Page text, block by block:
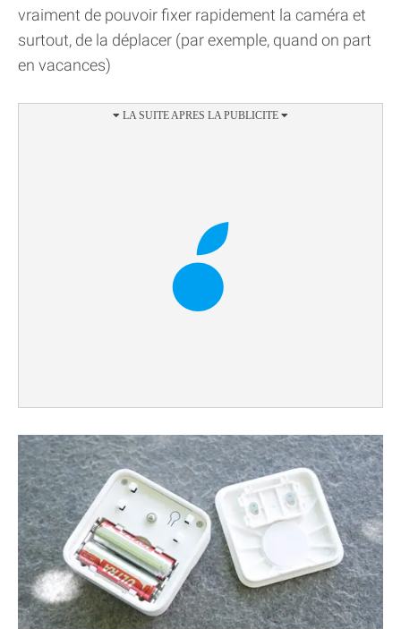
vraiment de pouvoir fixer rapidement la caméra et
surtout, de la déplacer (par exemple, quand on part
en vacances)